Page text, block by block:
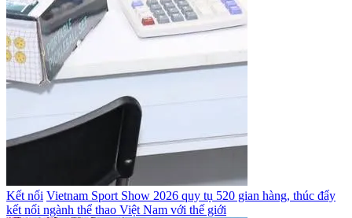
Kết nối Vietnam Sport Show 2026 quy tụ 520 gian hàng, thúc đẩy
kết nối ngành thể thao Việt Nam với thế giới